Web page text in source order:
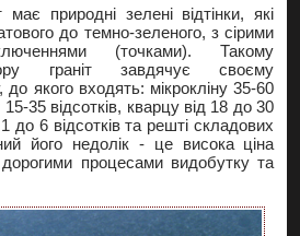
має природні зелені відтінки, які
до темно-зеленого, з сірими
(точками). Такому
граніт завдячує своєму
якого входять: мікрокліну 35-60
15-35 відсотків, кварцу від 18 до 30
1 до 6 відсотків та решті складових
його недолік - це висока ціна
процесами видобутку та